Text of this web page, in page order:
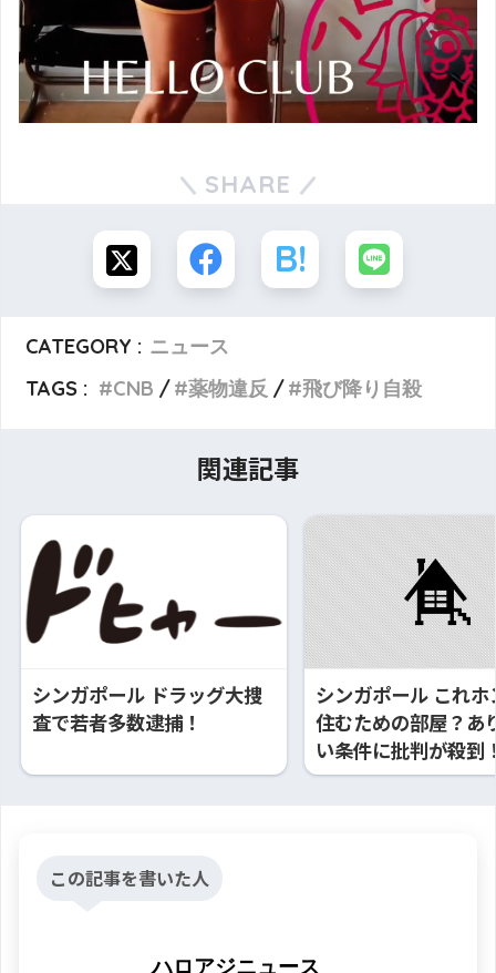
SHARE
CATEGORY : ニュース
TAGS :
CNB 薬物違反 飛び降り自殺
関連記事
シンガポール ドラッグ大捜
査で若者多数逮捕！
シンガポール これホ
住むための部屋？あ
い条件に批判が殺到
この記事を書いた人
ハロアジニュース